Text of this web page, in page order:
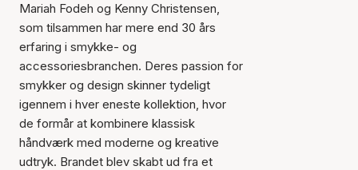
Mariah Fodeh og Kenny Christensen,
som tilsammen har mere end 30 års
erfaring i smykke- og
accessoriesbranchen. Deres passion for
smykker og design skinner tydeligt
igennem i hver eneste kollektion, hvor
de formår at kombinere klassisk
håndværk med moderne og kreative
udtryk. Brandet blev skabt ud fra et